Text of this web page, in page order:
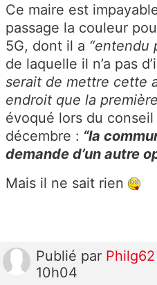
Ce maire est
passage la couleur
5G, dont il a “entendu
de laquelle il n’a pas
serait de mettre cette
endroit que la
évoqué lors du
décembre : “la
demande d’un autre
Mais il ne sait rien
Publié par Philg62
10h04